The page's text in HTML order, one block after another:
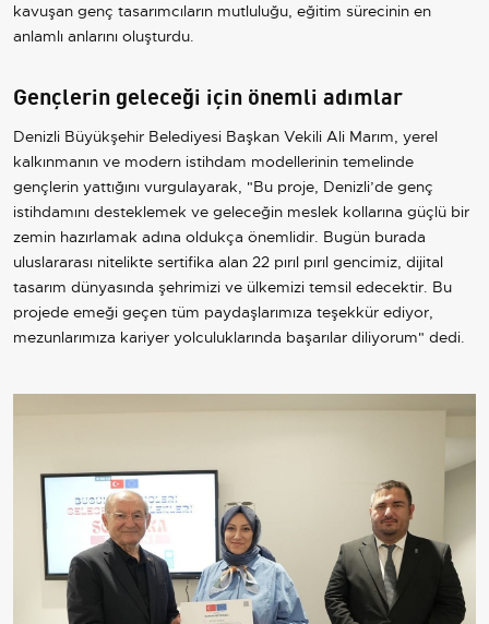
kavuşan genç tasarımcıların mutluluğu, eğitim sürecinin en
anlamlı anlarını oluşturdu.
Gençlerin geleceği için önemli adımlar
Denizli Büyükşehir Belediyesi Başkan Vekili Ali Marım, yerel
kalkınmanın ve modern istihdam modellerinin temelinde
gençlerin yattığını vurgulayarak, "Bu proje, Denizli’de genç
istihdamını desteklemek ve geleceğin meslek kollarına güçlü bir
zemin hazırlamak adına oldukça önemlidir. Bugün burada
uluslararası nitelikte sertifika alan 22 pırıl pırıl gencimiz, dijital
tasarım dünyasında şehrimizi ve ülkemizi temsil edecektir. Bu
projede emeği geçen tüm paydaşlarımıza teşekkür ediyor,
mezunlarımıza kariyer yolculuklarında başarılar diliyorum" dedi.